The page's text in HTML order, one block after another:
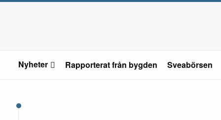
Nyheter Rapporterat från bygden Sveabörsen